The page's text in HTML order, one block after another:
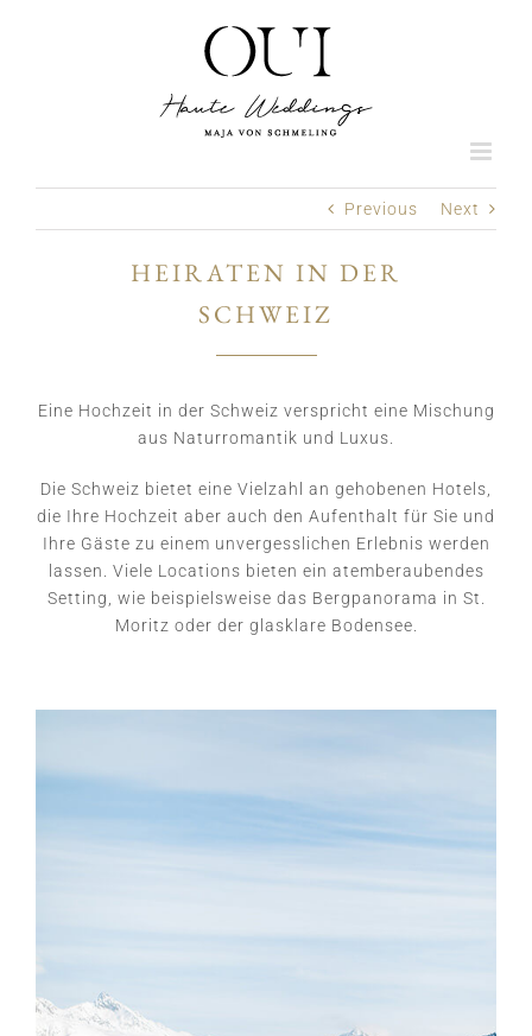
Previous Next
HEIRATEN IN DER
SCHWEIZ
Eine Hochzeit in der Schweiz verspricht eine Mischung
aus Naturromantik und Luxus.
Die Schweiz bietet eine Vielzahl an gehobenen Hotels,
die Ihre Hochzeit aber auch den Aufenthalt für Sie und
Ihre Gäste zu einem unvergesslichen Erlebnis werden
lassen. Viele Locations bieten ein atemberaubendes
Setting, wie beispielsweise das Bergpanorama in St.
Moritz oder der glasklare Bodensee.